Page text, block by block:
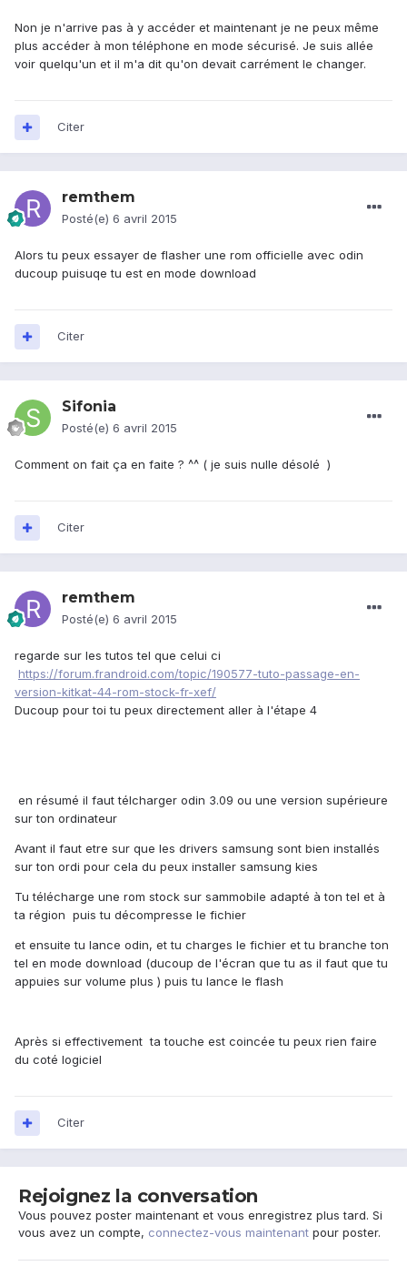
Non je n'arrive pas à y accéder et maintenant je ne peux même
plus accéder à mon téléphone en mode sécurisé. Je suis allée
voir quelqu'un et il m'a dit qu'on devait carrément le changer.
Citer
remthem
Posté(e) 6 avril 2015
Alors tu peux essayer de flasher une rom officielle avec odin
ducoup puisuqe tu est en mode download
Citer
Sifonia
Posté(e) 6 avril 2015
Comment on fait ça en faite ? ^^ ( je suis nulle désolé )
Citer
remthem
Posté(e) 6 avril 2015
regarde sur les tutos tel que celui ci
https://forum.frandroid.com/topic/190577-tuto-passage-en-
version-kitkat-44-rom-stock-fr-xef/
Ducoup pour toi tu peux directement aller à l'étape 4
en résumé il faut télcharger odin 3.09 ou une version supérieure
sur ton ordinateur
Avant il faut etre sur que les drivers samsung sont bien installés
sur ton ordi pour cela du peux installer samsung kies
Tu télécharge une rom stock sur sammobile adapté à ton tel et à
ta région puis tu décompresse le fichier
et ensuite tu lance odin, et tu charges le fichier et tu branche ton
tel en mode download (ducoup de l'écran que tu as il faut que tu
appuies sur volume plus ) puis tu lance le flash
Après si effectivement ta touche est coincée tu peux rien faire
du coté logiciel
Citer
Rejoignez la conversation
Vous pouvez poster maintenant et vous enregistrez plus tard. Si
vous avez un compte, connectez-vous maintenant pour poster.